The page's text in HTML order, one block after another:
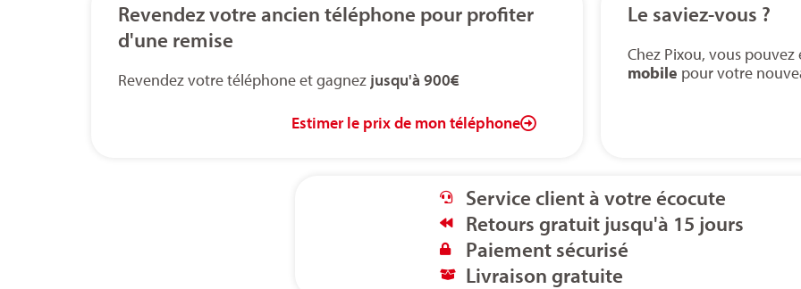
Revendez votre ancien téléphone pour profiter
d'une remise
Revendez votre téléphone et gagnez jusqu'à 900€
Estimer le prix de mon téléphone
Le saviez-vous ?
Chez Pixou, vous
mobile pour votre
Service client à votre écocute
Retours gratuit jusqu'à 15 jours
Paiement sécurisé
Livraison gratuite